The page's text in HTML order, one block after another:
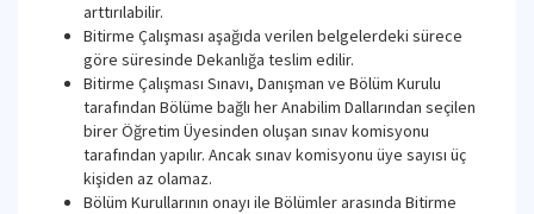
arttırılabilir.
Bitirme Çalışması aşağıda verilen belgelerdeki sürece
göre süresinde Dekanlığa teslim edilir.
Bitirme Çalışması Sınavı, Danışman ve Bölüm Kurulu
tarafından Bölüme bağlı her Anabilim Dallarından seçilen
birer Öğretim Üyesinden oluşan sınav komisyonu
tarafından yapılır. Ancak sınav komisyonu üye sayısı üç
kişiden az olamaz.
Bölüm Kurullarının onayı ile Bölümler arasında Bitirme